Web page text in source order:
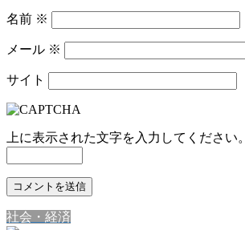
名前 ※
メール ※
サイト
上に表示された文字を入力してください。
社会・経済